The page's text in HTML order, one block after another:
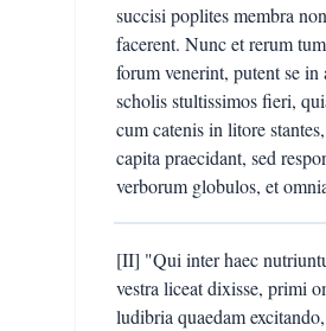
succisi poplites membra
facerent. Nunc et rerum
forum venerint, putent se
scholis stultissimos fieri,
cum catenis in litore
capita praecidant, sed
verborum globulos, et
[II] "Qui inter haec
vestra liceat dixisse, primi
ludibria quaedam